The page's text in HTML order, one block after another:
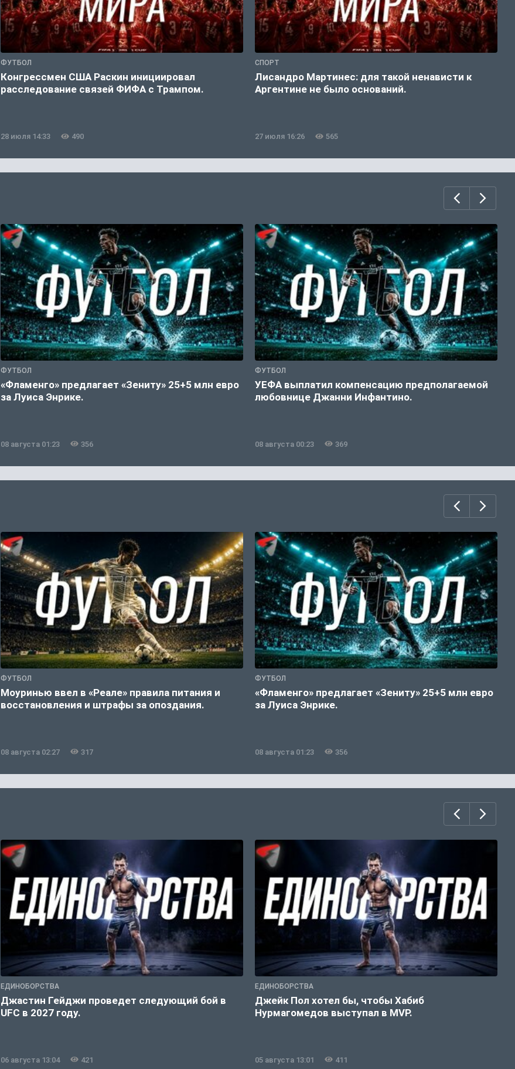
ФУТБОЛ
Конгрессмен США Раскин инициировал
расследование связей ФИФА с Трампом.
28 июля 14:33 490
СПОРТ
Лисандро Мартинес: для такой ненависти к
Аргентине не было оснований.
27 июля 16:26 565
ФУТБОЛ
«Фламенго» предлагает «Зениту» 25+5 млн евро
за Луиса Энрике.
08 августа 01:23 356
ФУТБОЛ
УЕФА выплатил компенсацию предполагаемой
любовнице Джанни Инфантино.
08 августа 00:23 369
ФУТБОЛ
Моуринью ввел в «Реале» правила питания и
восстановления и штрафы за опоздания.
08 августа 02:27 317
ФУТБОЛ
«Фламенго» предлагает «Зениту» 25+5 млн евро
за Луиса Энрике.
08 августа 01:23 356
ЕДИНОБОРСТВА
Джастин Гейджи проведет следующий бой в
UFC в 2027 году.
06 августа 13:04 421
ЕДИНОБОРСТВА
Джейк Пол хотел бы, чтобы Хабиб
Нурмагомедов выступал в MVP.
05 августа 13:01 411